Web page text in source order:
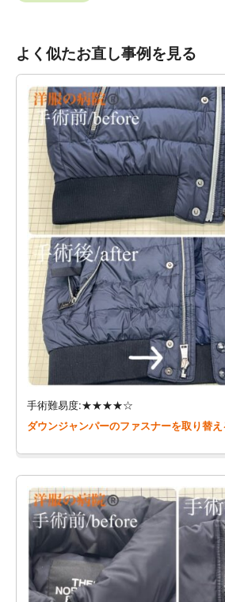
よく似たお直し事例を見る
手術難易度:★★★★☆
ダウンジャンパーのファスナーを取り替